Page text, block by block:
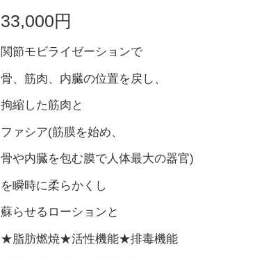
33,000円
関節モビライゼーションで
骨、筋肉、内臓の位置を戻し、
拘縮した筋肉と
ファシア(筋膜を始め、
骨や内臓を包む膜で人体最大の器官)
を瞬時に柔らかくし
蘇らせるローションと
★脂肪燃焼★活性機能★排毒機能